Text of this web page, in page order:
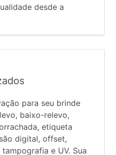
desde a
para seu brinde
baixo-relevo,
etiqueta
digital, offset,
e UV. Sua